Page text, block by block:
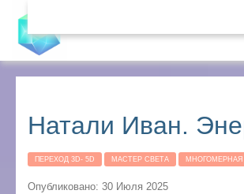
Натали Иван.
ПЕРЕХОД 3D- 5D МАСТЕР СВЕТА
Опубликовано: 30 Июля 2025